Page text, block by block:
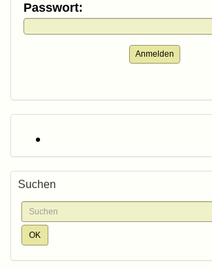
Passwort:
Anmelden
Suchen